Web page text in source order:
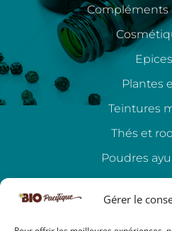
Gérer le
Compléments
Plantes
Teintures
Thés et
Poudres
Idées